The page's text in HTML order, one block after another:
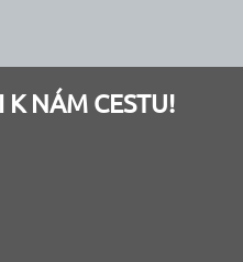
NÁM CESTU!